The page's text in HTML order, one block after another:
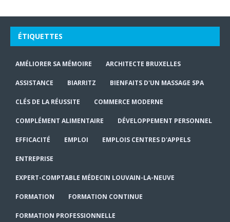
ÉTIQUETTES
AMÉLIORER SA MÉMOIRE ARCHITECTE BRUXELLES
ASSISTANCE BIARRITZ BIENFAITS D'UN MASSAGE SPA
CLÉS DE LA RÉUSSITE COMMERCE MODERNE
COMPLÉMENT ALIMENTAIRE DÉVELOPPEMENT PERSONNEL
EFFICACITÉ EMPLOI EMPLOIS CENTRES D'APPELS
ENTREPRISE
EXPERT-COMPTABLE MÉDECIN LOUVAIN-LA-NEUVE
FORMATION FORMATION CONTINUE
FORMATION PROFESSIONNELLE